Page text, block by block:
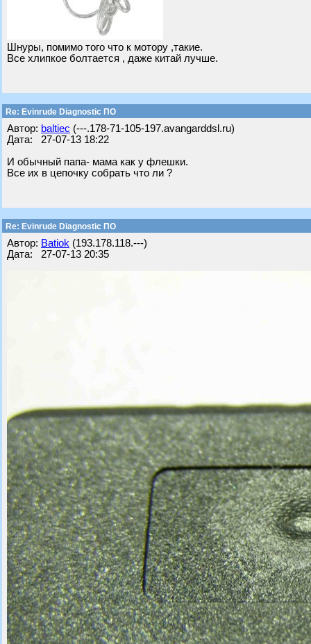
Шнуры, помимо того что к мотору ,такие.
Все хлипкое болтается , даже китай лучше.
Re: Evinrude Diagnostic ПО
Автор: baltiec (---.178-71-105-197.avangarddsl.ru)
Дата: 27-07-13 18:22
И обычный папа- мама как у флешки.
Все их в цепочку собрать что ли ?
Re: Evinrude Diagnostic ПО
Автор: Batiok (193.178.118.---)
Дата: 27-07-13 20:35